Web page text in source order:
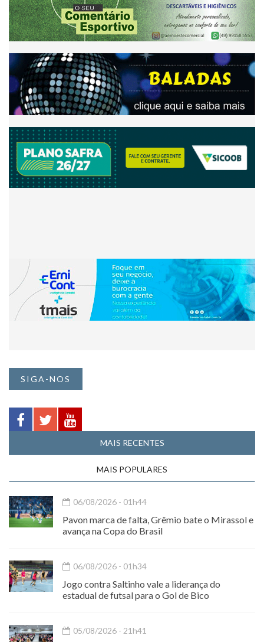
SIGA-NOS
MAIS RECENTES
MAIS POPULARES
06/08/2026 - 01h44
Pavon marca de falta, Grêmio bate o Mirassol e
avança na Copa do Brasil
06/08/2026 - 01h34
Jogo contra Saltinho vale a liderança do
estadual de futsal para o Gol de Bico
05/08/2026 - 21h41